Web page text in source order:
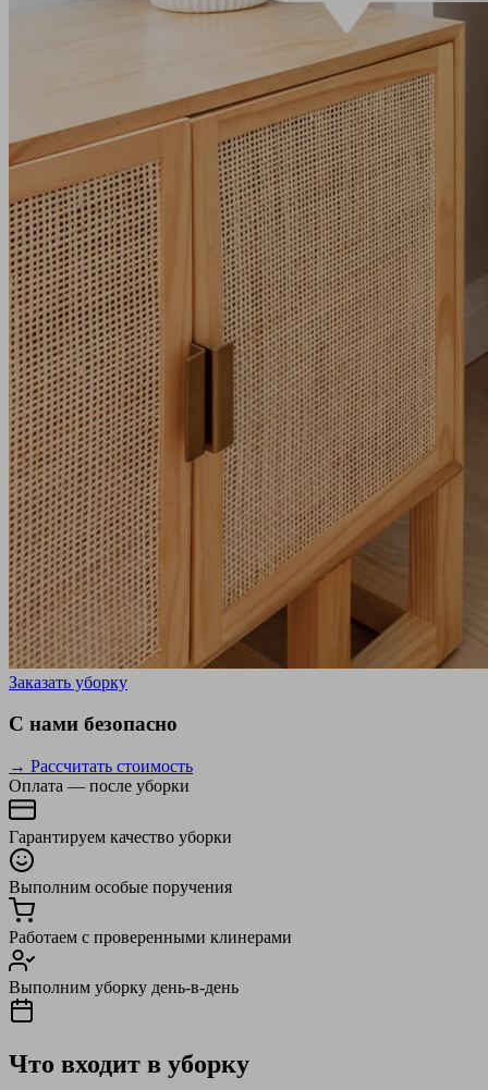
Заказать уборку
С нами безопасно
→ Рассчитать стоимость
Оплата — после уборки
Гарантируем качество уборки
Выполним особые поручения
Работаем с проверенными клинерами
Выполним уборку день-в-день
Что входит в уборку